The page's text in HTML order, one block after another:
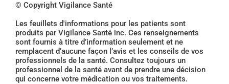
© Copyright Vigilance Santé
Les feuillets d'informations pour les patients sont
produits par Vigilance Santé inc. Ces renseignements
sont fournis à titre d’information seulement et ne
remplacent d’aucune façon l’avis et les conseils de vos
professionnels de la santé. Consultez toujours un
professionnel de la santé avant de prendre une décision
qui concerne votre médication ou vos traitements.